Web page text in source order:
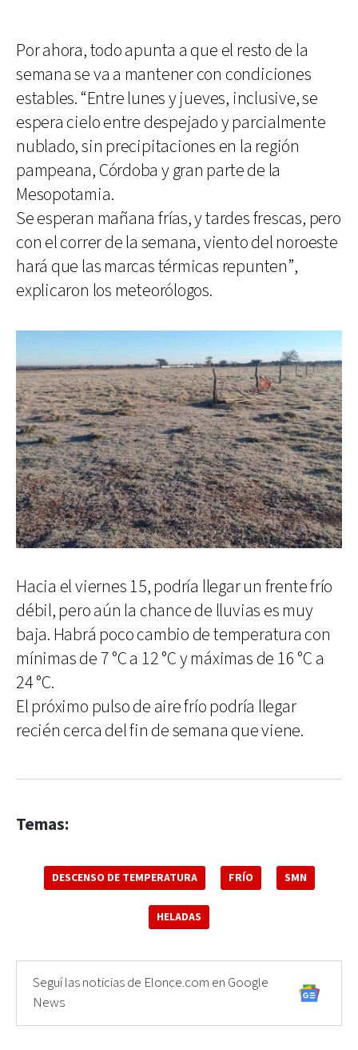
Por ahora, todo apunta a que el resto de la
semana se va a mantener con condiciones
estables. “Entre lunes y jueves, inclusive, se
espera cielo entre despejado y parcialmente
nublado, sin precipitaciones en la región
pampeana, Córdoba y gran parte de la
Mesopotamia.
Se esperan mañana frías, y tardes frescas, pero
con el correr de la semana, viento del noroeste
hará que las marcas térmicas repunten”,
explicaron los meteorólogos.
Hacia el viernes 15, podría llegar un frente frío
débil, pero aún la chance de lluvias es muy
baja. Habrá poco cambio de temperatura con
mínimas de 7 °C a 12 °C y máximas de 16 °C a
24 °C.
El próximo pulso de aire frío podría llegar
recién cerca del fin de semana que viene.
Temas:
DESCENSO DE TEMPERATURA FRÍO SMN
HELADAS
Seguí las noticias de Elonce.com en Google
News